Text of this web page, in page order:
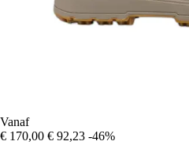
Vanaf
€ 170,00 € 92,23 -46%